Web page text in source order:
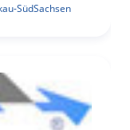
SüdSachsen